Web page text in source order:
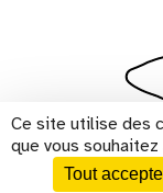
Ce site utilise des
que vous
Tout